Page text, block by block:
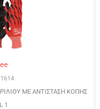
ΜΕ ΑΝΤΙΣΤΑΣΗ ΚΟΠΗΣ
1